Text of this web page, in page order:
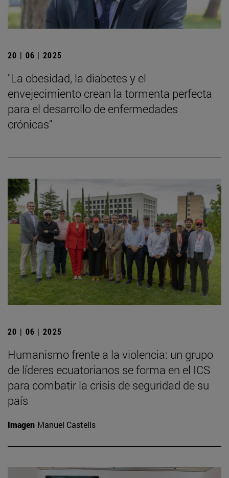
20 | 06 | 2025
"La obesidad, la diabetes y el
envejecimiento crean la tormenta perfecta
para el desarrollo de enfermedades
crónicas"
20 | 06 | 2025
Humanismo frente a la violencia: un grupo
de líderes ecuatorianos se forma en el ICS
para combatir la crisis de seguridad de su
país
Imagen Manuel Castells